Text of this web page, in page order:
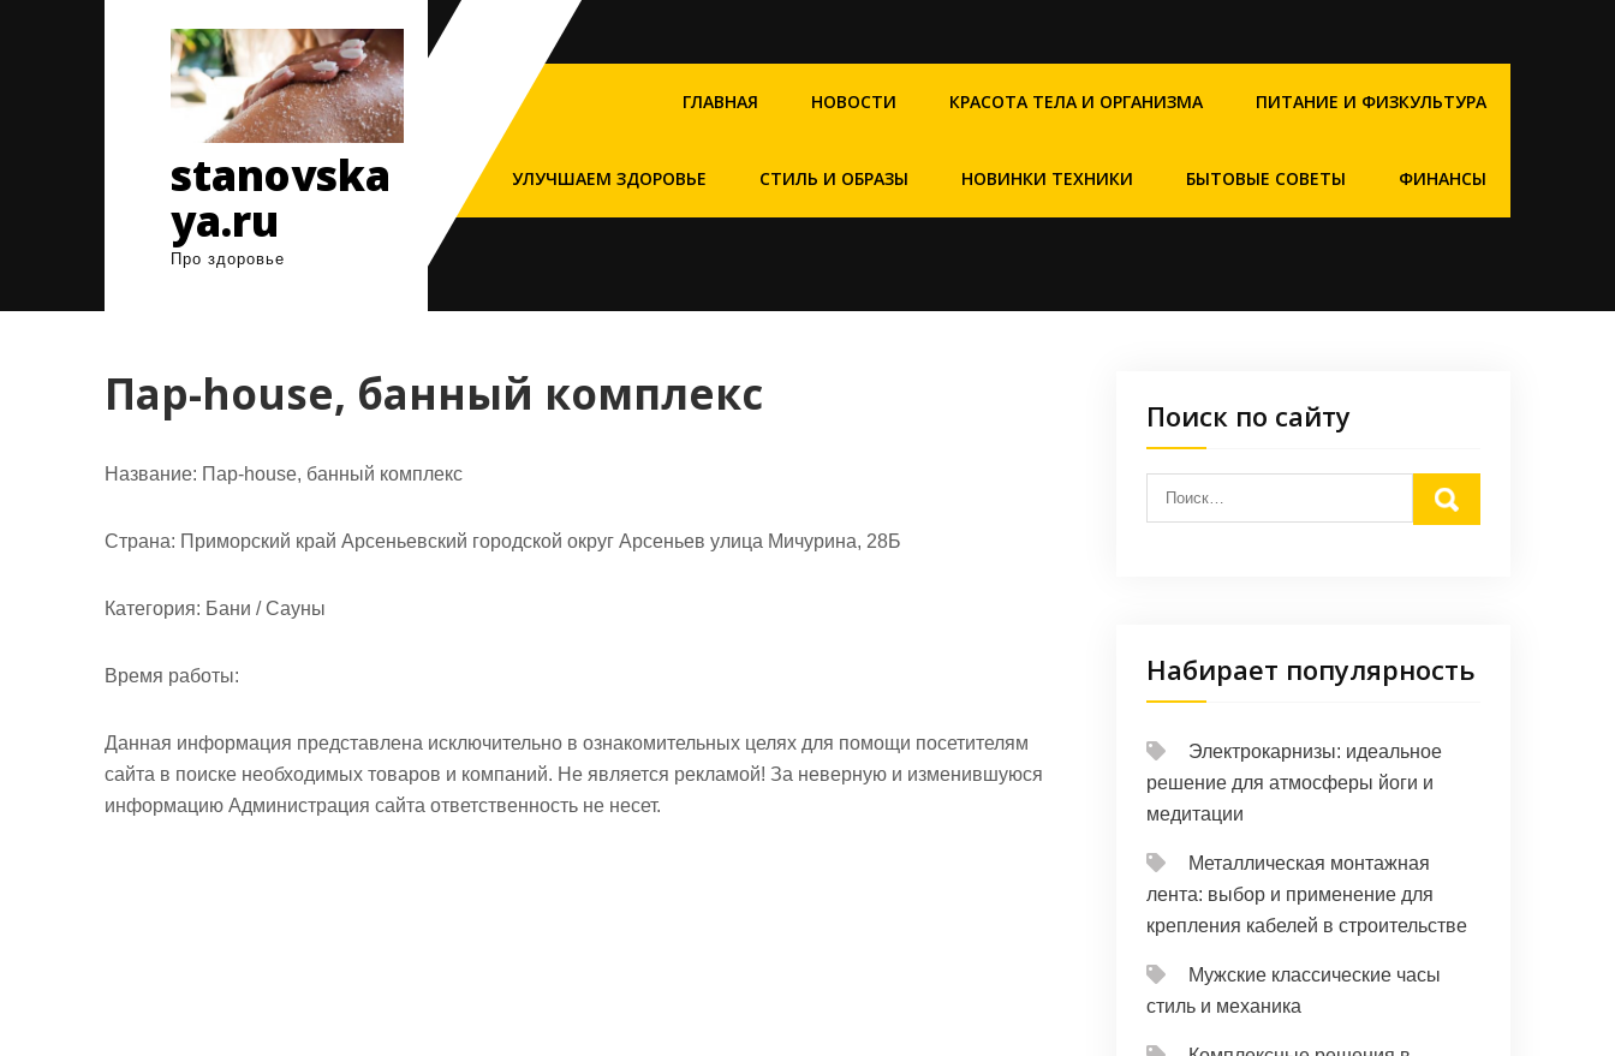
stanovska
ya.ru
Про здоровье
ГЛАВНАЯ НОВОСТИ КРАСОТА ТЕЛА И ОРГАНИЗМА ПИТАНИЕ И ФИЗКУЛЬТУРА
УЛУЧШАЕМ ЗДОРОВЬЕ СТИЛЬ И ОБРАЗЫ НОВИНКИ ТЕХНИКИ БЫТОВЫЕ СОВЕТЫ ФИНАНСЫ
Пар-house, банный комплекс
Название: Пар-house, банный комплекс
Страна: Приморский край Арсеньевский городской округ Арсеньев улица Мичурина, 28Б
Категория: Бани / Сауны
Время работы:
Данная информация представлена исключительно в ознакомительных целях для помощи посетителям
сайта в поиске необходимых товаров и компаний. Не является рекламой! За неверную и изменившуюся
информацию Администрация сайта ответственность не несет.
Поиск по сайту
Набирает популярность
Электрокарнизы: идеальное
решение для атмосферы йоги и
медитации
Металлическая монтажная
лента: выбор и применение для
крепления кабелей в строительстве
Мужские классические часы
стиль и механика